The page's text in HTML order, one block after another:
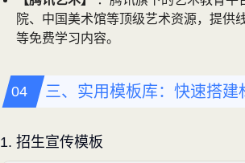
院、中国美术馆等顶级艺术资源，提供
等免费学习内容。
三、实用模板库：快速搭建
1. 招生宣传模板